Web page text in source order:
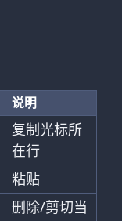
说明
复制光标所
在行
粘贴
删除/剪切当